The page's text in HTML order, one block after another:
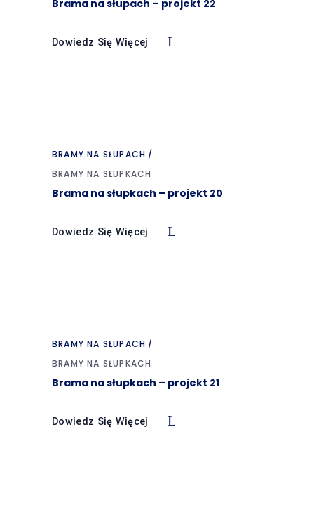
Brama na słupach – projekt 22
Dowiedz Się Więcej
BRAMY NA SŁUPACH
BRAMY NA SŁUPKACH
Brama na słupkach – projekt 20
Dowiedz Się Więcej
BRAMY NA SŁUPACH
BRAMY NA SŁUPKACH
Brama na słupkach – projekt 21
Dowiedz Się Więcej